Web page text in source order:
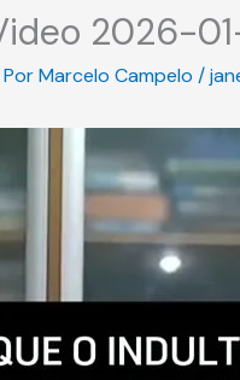
2026-
Marcelo Campelo /